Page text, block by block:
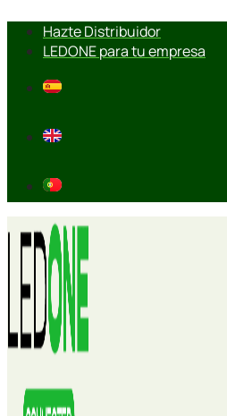
contenido
Hazte Distribuidor
LEDONE para tu empresa